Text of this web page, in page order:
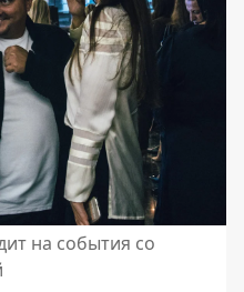
на события со